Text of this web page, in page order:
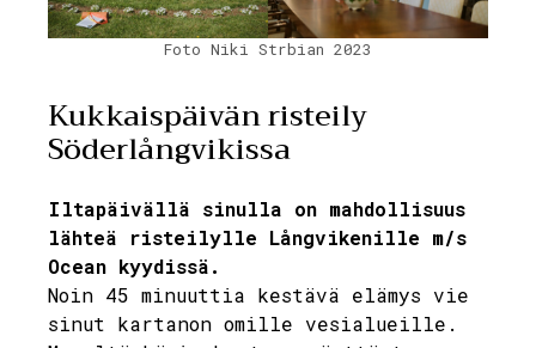
Foto Niki Strbian 2023
Kukkaispäivän risteily
Söderlångvikissa
Iltapäivällä sinulla on mahdollisuus
lähteä risteilylle Långvikenille m/s
Ocean kyydissä.
Noin 45 minuuttia kestävä elämys vie
sinut kartanon omille vesialueille.